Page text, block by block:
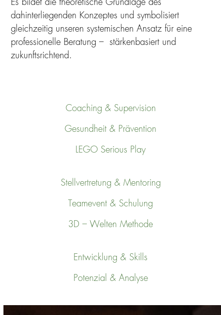
Es bildet die theoretische Grundlage des
dahinterliegenden Konzeptes und symbolisiert
gleichzeitig unseren systemischen Ansatz für eine
professionelle Beratung – stärkenbasiert und
zukunftsrichtend.
Coaching & Supervision
Gesundheit & Prävention
LEGO Serious Play
Stellvertretung & Mentoring
Teamevent & Schulung
3D – Welten Methode
Entwicklung & Skills
Potenzial & Analyse